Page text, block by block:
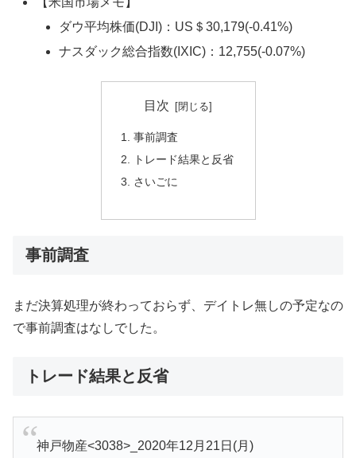
ダウ平均株価(DJI)：US＄30,179(-0.41%)
ナスダック総合指数(IXIC)：12,755(-0.07%)
目次
事前調査
トレード結果と反省
さいごに
事前調査
まだ決算処理が終わっておらず、デイトレ無しの予定なの
で事前調査はなしでした。
トレード結果と反省
神戸物産<3038>_2020年12月21日(月)